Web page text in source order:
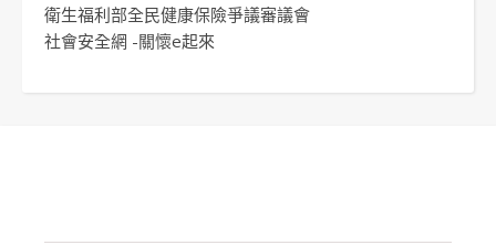
衛生福利部全民健康保險爭議審議會
社會安全網 -關懷e起來